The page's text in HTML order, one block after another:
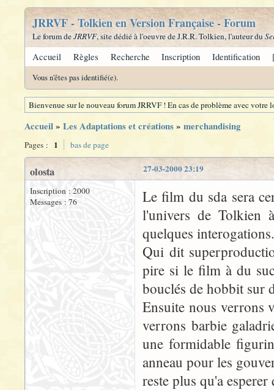
JRRVF - Tolkien en Version Française - Forum
Le forum deJRRVF, site dédié à l'oeuvre de J.R.R. Tolkien, l'auteur du
Accueil Règles Recherche Inscription Identification
Vous n'êtes pas identifié(e).
Bienvenue sur le nouveau forum JRRVF ! En cas de problème avec
Accueil» Les Adaptations et créations» merchandising
Pages : 1 bas de page
27-03-2000 23:19
olosta
Inscription : 2000
Messages : 76
Le film du sda sera
l'univers de Tolkien
quelques interogations.
Qui dit
pire si le film à du
bouclés de hobbit sur
Ensuite nous verrons
verrons barbie
une formidable
anneau pour les
reste plus qu'a